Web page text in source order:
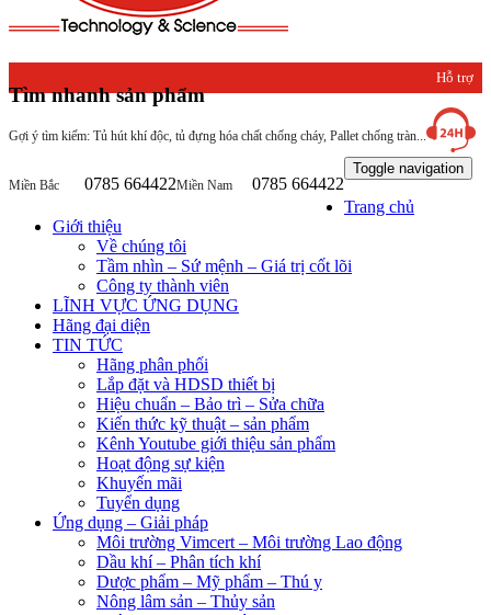
Tìm nhanh sản phẩm
Gợi ý tìm kiếm: Tủ hút khí độc, tủ đựng hóa chất chống cháy, Pallet chống tràn...
Hỗ trợ
khách
hàng
Miền Bắc 0785 664422Miền Nam 0785 664422
Toggle navigation
Trang chủ
Giới thiệu
Về chúng tôi
Tầm nhìn – Sứ mệnh – Giá trị cốt lõi
Công ty thành viên
LĨNH VỰC ỨNG DỤNG
Hãng đại diện
TIN TỨC
Hãng phân phối
Lắp đặt và HDSD thiết bị
Hiệu chuẩn – Bảo trì – Sửa chữa
Kiến thức kỹ thuật – sản phẩm
Kênh Youtube giới thiệu sản phẩm
Hoạt động sự kiện
Khuyến mãi
Tuyển dụng
Ứng dụng – Giải pháp
Môi trường Vimcert – Môi trường Lao động
Dầu khí – Phân tích khí
Dược phẩm – Mỹ phẩm – Thú y
Nông lâm sản – Thủy sản